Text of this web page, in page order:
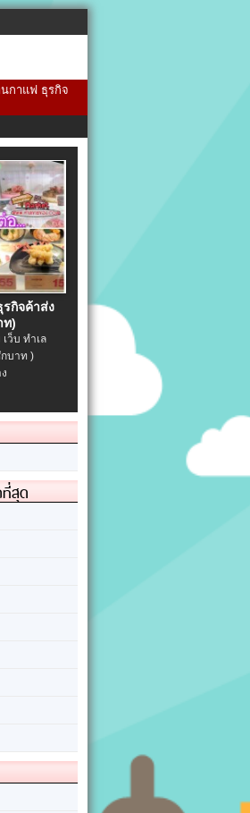
กาแฟ ธุรกิจ
กิจค้าส่ง
ท)
ว็บ ทำเล
กบาท )
สุด